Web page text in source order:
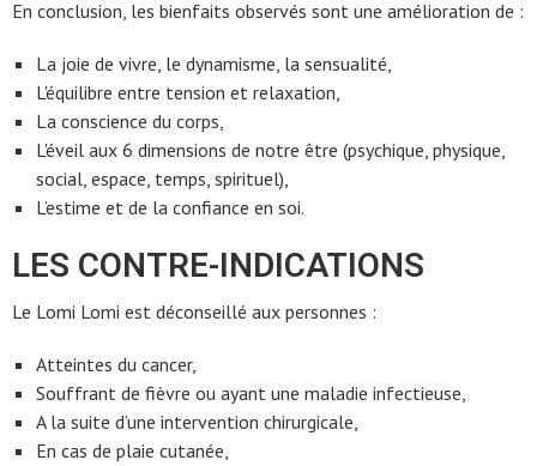
En conclusion, les bienfaits observés sont une amélioration de :
La joie de vivre, le dynamisme, la sensualité,
L'équilibre entre tension et relaxation,
La conscience du corps,
L'éveil aux 6 dimensions de notre être (psychique, physique,
social, espace, temps, spirituel),
L’estime et de la confiance en soi.
LES CONTRE-INDICATIONS
Le Lomi Lomi est déconseillé aux personnes :
Atteintes du cancer,
Souffrant de fièvre ou ayant une maladie infectieuse,
A la suite d’une intervention chirurgicale,
En cas de plaie cutanée,